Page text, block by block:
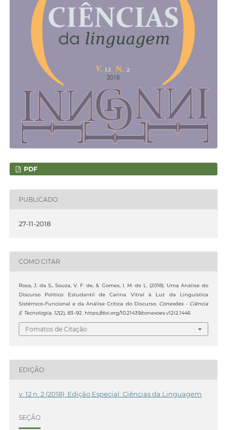
PDF
PUBLICADO
27-11-2018
COMO CITAR
Rosa, J. da S., Souza, V. F. de, & Gomes, I. M. de L. (2018). Uma Análise do
Discurso Político Estudantil de Carina Vitral à Luz da Linguística
Sistêmico-Funcional e da Análise Crítica do Discurso.
Conexões - Ciência
E Tecnologia, 12(2), 83–92. https://doi.org/10.21439/conexoes.v12i2.1446
Fomatos de Citação
EDIÇÃO
v. 12 n. 2 (2018): Edição Especial: Ciências da Linguagem
SEÇÃO